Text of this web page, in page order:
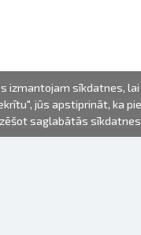
izmantojam sīkdatnes,
jūs apstiprināt, ka
saglabātās